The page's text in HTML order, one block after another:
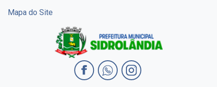
Mapa do Site